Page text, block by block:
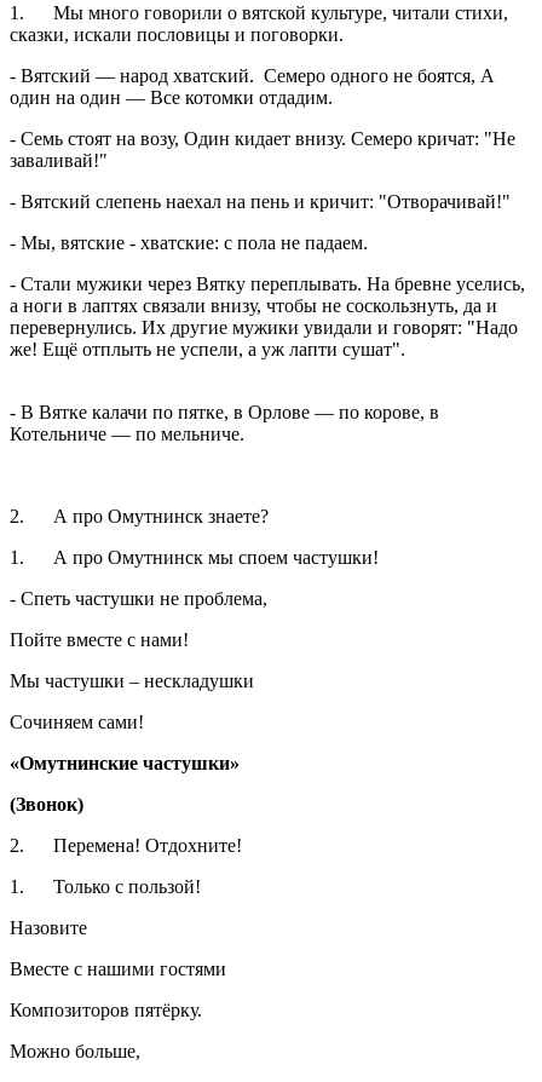
1. Мы много говорили о вятской культуре, читали стихи,
сказки, искали пословицы и поговорки.
- Вятский — народ хватский. Семеро одного не боятся, А
один на один — Все котомки отдадим.
- Семь стоят на возу, Один кидает внизу. Семеро кричат: "Не
заваливай!"
- Вятский слепень наехал на пень и кричит: "Отворачивай!"
- Мы, вятские - хватские: с пола не падаем.
- Стали мужики через Вятку переплывать. На бревне уселись,
а ноги в лаптях связали внизу, чтобы не соскользнуть, да и
перевернулись. Их другие мужики увидали и говорят: "Надо
же! Ещё отплыть не успели, а уж лапти сушат".
- В Вятке калачи по пятке, в Орлове — по корове, в
Котельниче — по мельниче.
2. А про Омутнинск знаете?
1. А про Омутнинск мы споем частушки!
- Спеть частушки не проблема,
Пойте вместе с нами!
Мы частушки – нескладушки
Сочиняем сами!
«Омутнинские частушки»
(Звонок)
2. Перемена! Отдохните!
1. Только с пользой!
Назовите
Вместе с нашими гостями
Композиторов пятёрку.
Можно больше,